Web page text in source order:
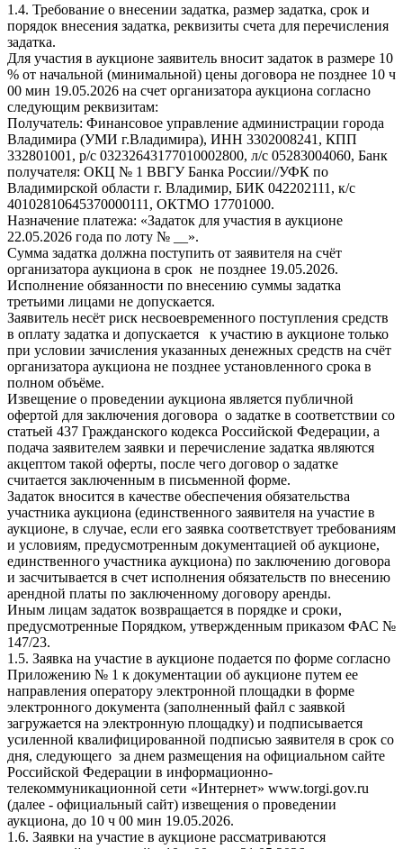
1.4. Требование о внесении задатка, размер задатка, срок и
порядок внесения задатка, реквизиты счета для перечисления
задатка.
Для участия в аукционе заявитель вносит задаток в размере 10
% от начальной (минимальной) цены договора не позднее 10 ч
00 мин 19.05.2026 на счет организатора аукциона согласно
следующим реквизитам:
Получатель: Финансовое управление администрации города
Владимира (УМИ г.Владимира), ИНН 3302008241, КПП
332801001, р/с 03232643177010002800, л/с 05283004060, Банк
получателя: ОКЦ № 1 ВВГУ Банка России//УФК по
Владимирской области г. Владимир, БИК 042202111, к/с
40102810645370000111, ОКТМО 17701000.
Назначение платежа: «Задаток для участия в аукционе
22.05.2026 года по лоту № __».
Сумма задатка должна поступить от заявителя на счёт
организатора аукциона в срок не позднее 19.05.2026.
Исполнение обязанности по внесению суммы задатка
третьими лицами не допускается.
Заявитель несёт риск несвоевременного поступления средств
в оплату задатка и допускается к участию в аукционе только
при условии зачисления указанных денежных средств на счёт
организатора аукциона не позднее установленного срока в
полном объёме.
Извещение о проведении аукциона является публичной
офертой для заключения договора о задатке в соответствии со
статьей 437 Гражданского кодекса Российской Федерации, а
подача заявителем заявки и перечисление задатка являются
акцептом такой оферты, после чего договор о задатке
считается заключенным в письменной форме.
Задаток вносится в качестве обеспечения обязательства
участника аукциона (единственного заявителя на участие в
аукционе, в случае, если его заявка соответствует требованиям
и условиям, предусмотренным документацией об аукционе,
единственного участника аукциона) по заключению договора
и засчитывается в счет исполнения обязательств по внесению
арендной платы по заключенному договору аренды.
Иным лицам задаток возвращается в порядке и сроки,
предусмотренные Порядком, утвержденным приказом ФАС №
147/23.
1.5. Заявка на участие в аукционе подается по форме согласно
Приложению № 1 к документации об аукционе путем ее
направления оператору электронной площадки в форме
электронного документа (заполненный файл с заявкой
загружается на электронную площадку) и подписывается
усиленной квалифицированной подписью заявителя в срок со
дня, следующего за днем размещения на официальном сайте
Российской Федерации в информационно-
телекоммуникационной сети «Интернет» www.torgi.gov.ru
(далее - официальный сайт) извещения о проведении
аукциона, до 10 ч 00 мин 19.05.2026.
1.6. Заявки на участие в аукционе рассматриваются